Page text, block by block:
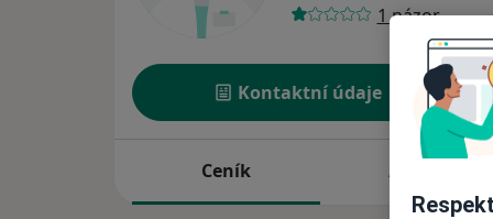
1 názor
Kontaktní údaje
Ceník Adresy